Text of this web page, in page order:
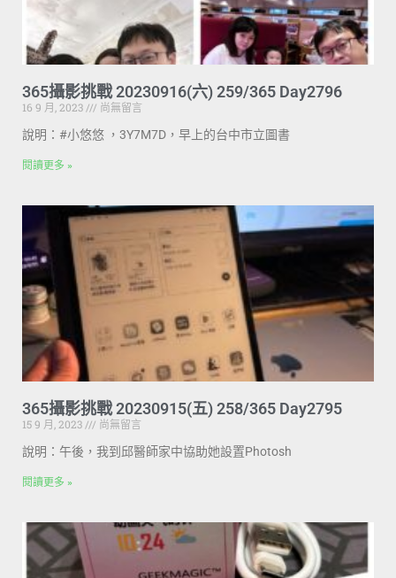
365攝影挑戰 20230916(六) 259/365 Day2796
16 9 月, 2023
尚無留言
說明：#小悠悠 ，3Y7M7D，早上的台中市立圖書
閱讀更多 »
365攝影挑戰 20230915(五) 258/365 Day2795
15 9 月, 2023
尚無留言
說明：午後，我到邱醫師家中協助她設置Photosh
閱讀更多 »